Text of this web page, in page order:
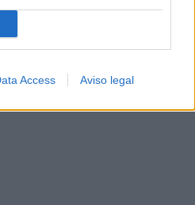
Access Aviso legal